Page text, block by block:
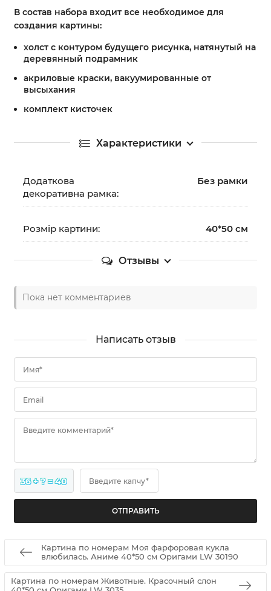
В состав набора входит все необходимое для
создания картины:
холст с контуром будущего рисунка, натянутый на
деревянный подрамник
акриловые краски, вакуумированные от
высыхания
комплект кисточек
Характеристики
Додаткова
декоративна рамка:
Без рамки
Розмір картини: 40*50 см
Отзывы
Пока нет комментариев
Написать отзыв
Имя*
Email
Введите комментарий*
36 + ? = 40 Введите капчу*
Картина по номерам Моя фарфоровая кукла
влюбилась. Аниме 40*50 см Оригами LW 30190
Картина по номерам Животные. Красочный слон